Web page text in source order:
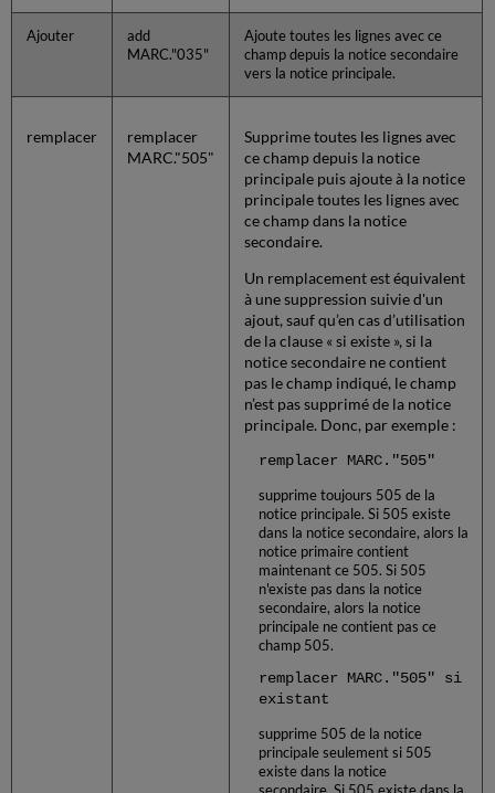
Ajouter
add
MARC."035"
Ajoute toutes les lignes avec ce
champ depuis la notice secondaire
vers la notice principale.
remplacer
remplacer
MARC."505"
Supprime toutes les lignes avec
ce champ depuis la notice
principale puis ajoute à la notice
principale toutes les lignes avec
ce champ dans la notice
secondaire.
Un remplacement est équivalent
à une suppression suivie d'un
ajout, sauf qu’en cas d’utilisation
de la clause « si existe », si la
notice secondaire ne contient
pas le champ indiqué, le champ
n’est pas supprimé de la notice
principale. Donc, par exemple :
remplacer MARC."505"
supprime toujours 505 de la
notice principale. Si 505 existe
dans la notice secondaire, alors la
notice primaire contient
maintenant ce 505. Si 505
n'existe pas dans la notice
secondaire, alors la notice
principale ne contient pas ce
champ 505.
remplacer MARC."505" si
existant
supprime 505 de la notice
principale seulement si 505
existe dans la notice